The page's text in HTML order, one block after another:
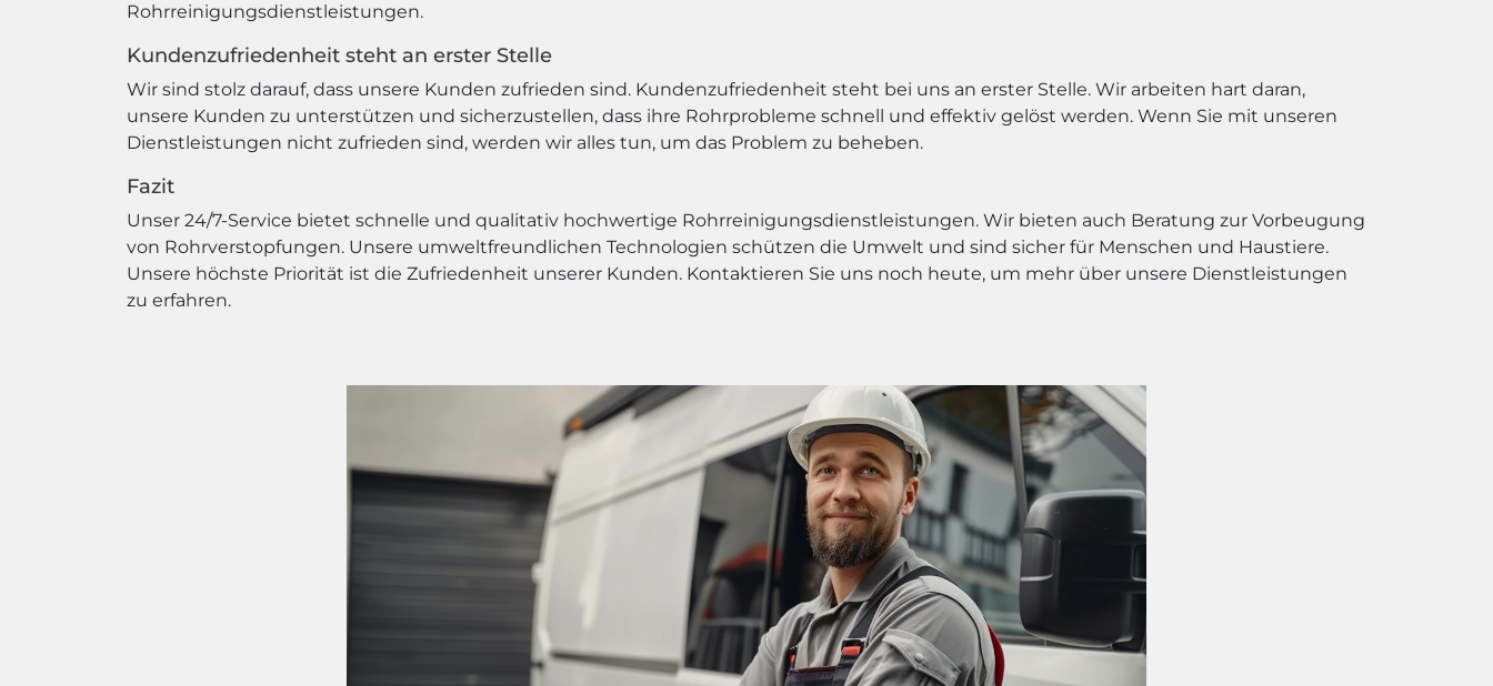
Rohrreinigungsdienstleistungen.
Kundenzufriedenheit steht an erster Stelle
Wir sind stolz darauf, dass unsere Kunden zufrieden sind. Kundenzufriedenheit steht bei uns an erster Stelle. Wir arbeiten hart daran,
unsere Kunden zu unterstützen und sicherzustellen, dass ihre Rohrprobleme schnell und effektiv gelöst werden. Wenn Sie mit unseren
Dienstleistungen nicht zufrieden sind, werden wir alles tun, um das Problem zu beheben.
Fazit
Unser 24/7-Service bietet schnelle und qualitativ hochwertige Rohrreinigungsdienstleistungen. Wir bieten auch Beratung zur Vorbeugung
von Rohrverstopfungen. Unsere umweltfreundlichen Technologien schützen die Umwelt und sind sicher für Menschen und Haustiere.
Unsere höchste Priorität ist die Zufriedenheit unserer Kunden. Kontaktieren Sie uns noch heute, um mehr über unsere Dienstleistungen
zu erfahren.